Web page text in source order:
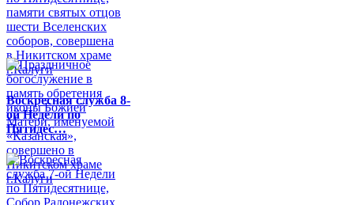
Воскресная служба 8-
ой Недели по
Пятидес…